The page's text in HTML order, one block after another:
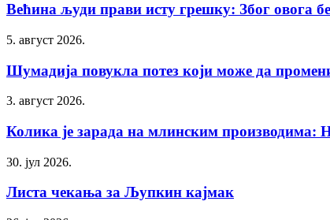
Већина људи прави исту грешку: Због овога
5. август 2026.
Шумадија повукла потез који може да
3. август 2026.
Колика је зарада на млинским производима:
30. јул 2026.
Листа чекања за Љупкин кајмак